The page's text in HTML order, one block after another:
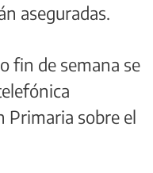
aseguradas.
fin de semana se
Primaria sobre el